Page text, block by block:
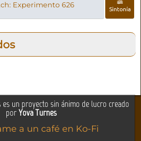
Experimento 626 Sintonía
es un proyecto sin ánimo de lucro creado
porYova Turnes
a un café en Ko-Fi